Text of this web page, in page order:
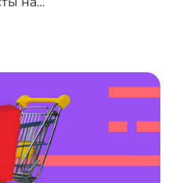
юстиции,
ЧСИ, МВД, Комитет по
учетам
Quien busque camisetas